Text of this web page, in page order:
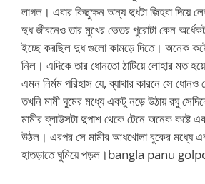
লাগল। এবার কিছুক্ষন অন্য দুধটা জিহবা
দুধ জীবনেও তার মুখের ভেতর পুরোটা কেন
ইচ্ছে করছিল দুধ গুলো কামড়ে দিতে। অনেক
নিল। এদিকে তার ধোনতো ঠাটিয়ে লোহার মত
এমন নির্মম পরিহাস যে, ব্যাথার কারনে সে ধোনও
তখনি মামী ঘুমের মধ্যে একটু নড়ে উঠায় রঘু
মামীর ব্লাউসটা দুপাশ থেকে টেনে অনেক কষ্টে
উঠল। এরপর সে মামীর আধখোলা বুকের মধ্যে
হাতড়াতে ঘুমিয়ে পড়ল।bangla panu